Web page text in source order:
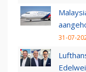
31-07-